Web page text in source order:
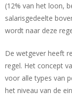
(12% van het loon,
salarisgedeelte
wordt naar deze
De wetgever heeft
regel. Het concept
voor alle types van
het niveau van de